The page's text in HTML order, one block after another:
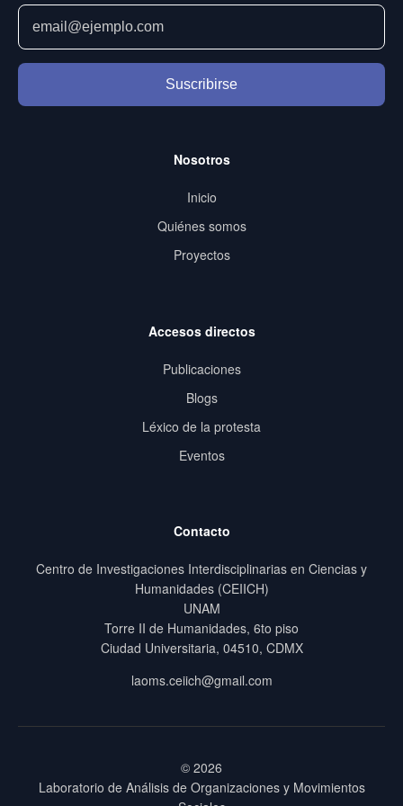
Suscribirse
Nosotros
Inicio
Quiénes somos
Proyectos
Accesos directos
Publicaciones
Blogs
Léxico de la protesta
Eventos
Contacto
Centro de Investigaciones Interdisciplinarias en Ciencias y
Humanidades (CEIICH)
UNAM
Torre II de Humanidades, 6to piso
Ciudad Universitaria, 04510, CDMX
laoms.ceiich@gmail.com
© 2026
Laboratorio de Análisis de Organizaciones y Movimientos